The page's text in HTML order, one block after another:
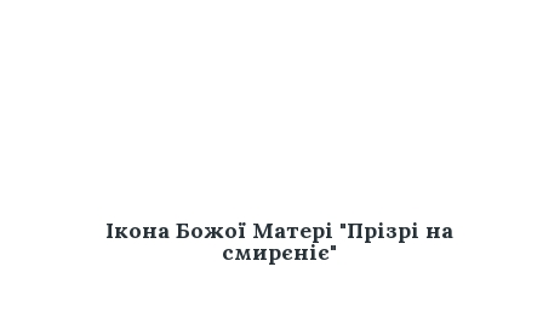
Ікона Божої Матері "Прізрі на
смирєніє"